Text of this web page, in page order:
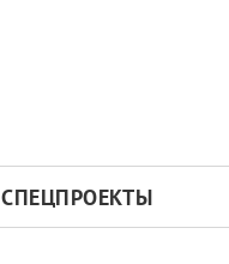
СПЕЦПРОЕКТЫ